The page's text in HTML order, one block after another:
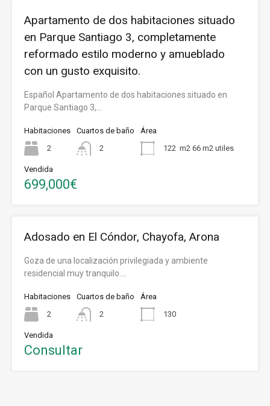
Apartamento de dos habitaciones situado
en Parque Santiago 3, completamente
reformado estilo moderno y amueblado
con un gusto exquisito.
Español Apartamento de dos habitaciones situado en
Parque Santiago 3,…
Habitaciones
2
Cuartos de baño
2
Área
122 m2 66 m2 utiles
Vendida
699,000€
Adosado en El Cóndor, Chayofa, Arona
Goza de una localización privilegiada y ambiente
residencial muy tranquilo.…
Habitaciones
2
Cuartos de baño
2
Área
130
Vendida
Consultar